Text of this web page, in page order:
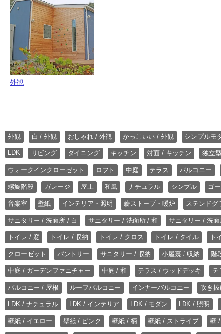
外観
外観 白 / 外観 おしゃれ / 外観 かっこいい / 外観 シンプルモ
LDK リビング ダイニング キッチン 対面 / キッチン 独立
ウォークインクローゼット ロフト 中庭 テラス バルコニー
螺旋階段 ガレージ 屋上 和風 ナチュラル シンプル ゴ
音楽室 壁紙 インテリア・照明 薪ストーブ・暖炉 ステンドグ
サニタリー / 洗面所 / 白 サニタリー / 洗面所 / 和 サニタリー / 洗
トイレ / 窓 トイレ / 収納 トイレ / クロス トイレ / タイル ト
クローゼット パントリー サニタリー / 収納 小屋裏 / 収納 階
中庭 / ガーデンファニチャー 中庭 / 和 テラス / ウッドデッキ テ
バルコニー / 屋根 ルーフバルコニー インナーバルコニー 吹き
LDK / ナチュラル LDK / インテリア LDK / モダン LDK / 照明
壁紙 / イエロー 壁紙 / ピンク 壁紙 / 柄 壁紙 / ストライプ 壁